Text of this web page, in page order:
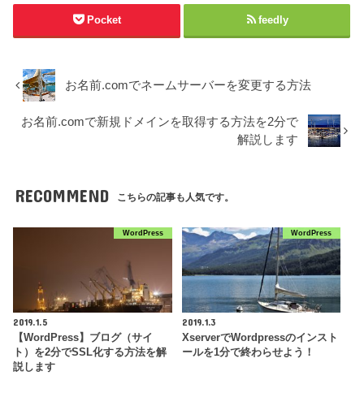
Pocket feedly
お名前.comでネームサーバーを変更する方法
お名前.comで新規ドメインを取得する方法を2分で
解説します
RECOMMEND こちらの記事も人気です。
WordPress
2019.1.5
【WordPress】ブログ（サイ
ト）を2分でSSL化する方法を解
説します
WordPress
2019.1.3
XserverでWordpressのインスト
ールを1分で終わらせよう！